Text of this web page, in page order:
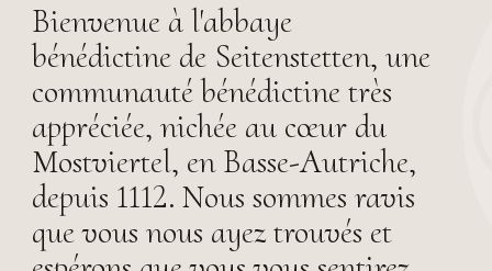
Bienvenue à l'abbaye
bénédictine de Seitenstetten, une
communauté bénédictine très
appréciée, nichée au cœur du
Mostviertel, en Basse-Autriche,
depuis 1112. Nous sommes ravis
que vous nous ayez trouvés et